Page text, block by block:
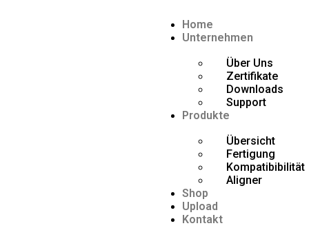
Home
Unternehmen
Über Uns
Zertifikate
Downloads
Support
Produkte
Übersicht
Fertigung
Kompatibibilität
Aligner
Shop
Upload
Kontakt